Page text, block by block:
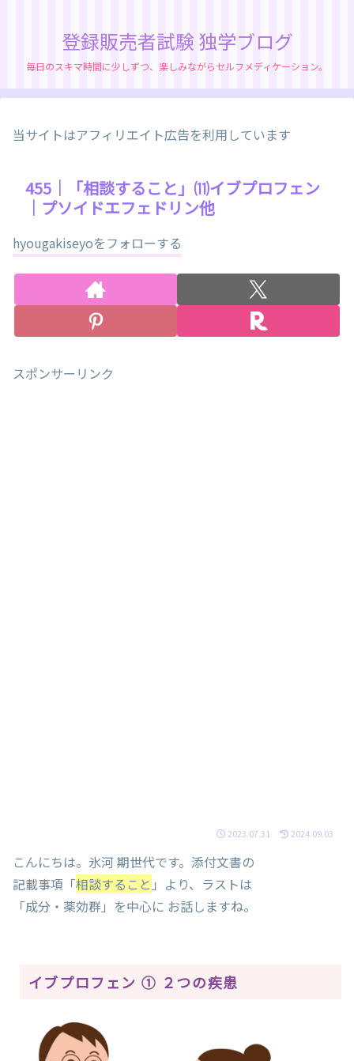
登録販売者試験 独学ブログ
毎日のスキマ時間に少しずつ、楽しみながらセルフメディケーション。
当サイトはアフィリエイト広告を利用しています
455｜「相談すること」⑾イブプロフェン
｜プソイドエフェドリン他
hyougakiseyoをフォローする
スポンサーリンク
2023.07.31 2024.09.03
こんにちは。氷河 期世代です。添付文書の
記載事項「相談すること 」より、ラストは
「成分・薬効群」を中心に お話しますね。
イブプロフェン ① ２つの疾患